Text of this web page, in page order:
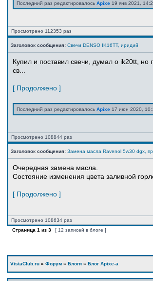
Последний раз редактировалось Apixe 19 янв 2021,
Просмотрено 112353 раз
Заголовок сообщения: Свечи DENSO IK16TT, иридий
Купил и поставил свечи, думал о ik20tt,
св...
[ Продолжено ]
Последний раз редактировалось Apixe 17 июн 2020,
Просмотрено 108844 раз
Заголовок сообщения: Замена масла Ravenol 5w30 dgx,
Очередная замена масла.
Состояние изменения цвета заливной
[ Продолжено ]
Просмотрено 108634 раз
Страница 1 из 3 [ 12 записей в блоге ]
VistaClub.ru » Форум » Блоги » Блог Apixe-а